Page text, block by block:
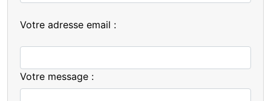
Votre adresse email :
Votre message :